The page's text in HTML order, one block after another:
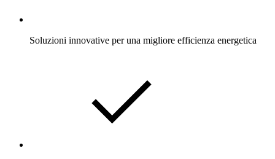
Soluzioni innovative per una migliore efficienza energetica